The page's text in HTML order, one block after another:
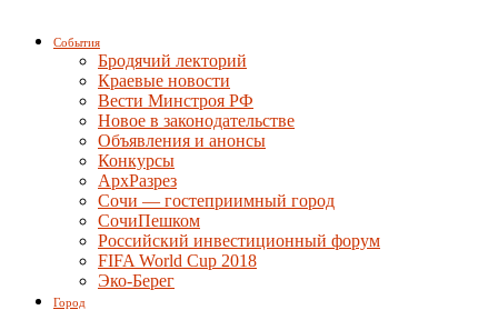
События
Бродячий лекторий
Краевые новости
Вести Минстроя РФ
Новое в законодательстве
Объявления и анонсы
Конкурсы
АрхРазрез
Сочи — гостеприимный город
СочиПешком
Российский инвестиционный форум
FIFA World Cup 2018
Эко-Берег
Город